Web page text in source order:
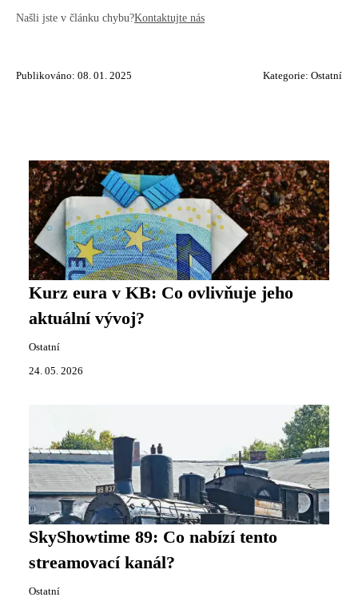
Našli jste v článku chybu?Kontaktujte nás
Publikováno: 08. 01. 2025 Kategorie: Ostatní
Kurz eura v KB: Co ovlivňuje jeho
aktuální vývoj?
Ostatní
24. 05. 2026
SkyShowtime 89: Co nabízí tento
streamovací kanál?
Ostatní